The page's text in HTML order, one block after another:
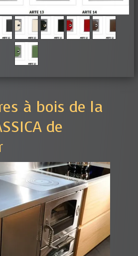
à bois de la
de